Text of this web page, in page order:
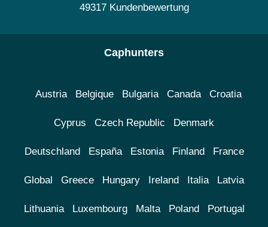
49317 Kundenbewertung
Caphunters
Austria Belgique Bulgaria Canada Croatia
Cyprus Czech Republic Denmark
Deutschland España Estonia Finland France
Global Greece Hungary Ireland Italia Latvia
Lithuania Luxembourg Malta Poland Portugal